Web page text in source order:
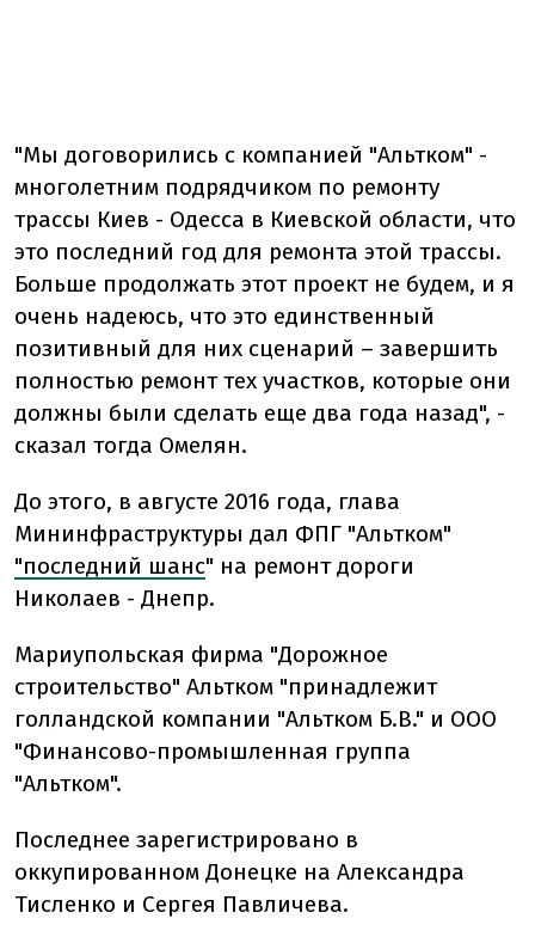
"Мы договорились с компанией "Альтком" -
многолетним подрядчиком по ремонту
трассы Киев - Одесса в Киевской области, что
это последний год для ремонта этой трассы.
Больше продолжать этот проект не будем, и я
очень надеюсь, что это единственный
позитивный для них сценарий – завершить
полностью ремонт тех участков, которые они
должны были сделать еще два года назад", -
сказал тогда Омелян.
До этого, в августе 2016 года, глава
Мининфраструктуры дал ФПГ "Альтком"
"последний шанс" на ремонт дороги
Николаев - Днепр.
Мариупольская фирма "Дорожное
строительство" Альтком "принадлежит
голландской компании "Альтком Б.В." и ООО
"Финансово-промышленная группа
"Альтком".
Последнее зарегистрировано в
оккупированном Донецке на Александра
Тисленко и Сергея Павличева.